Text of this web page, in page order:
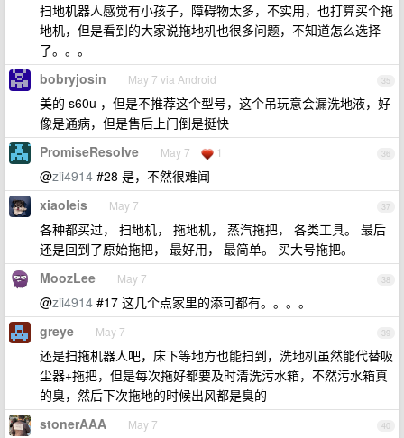
扫地机器人感觉有小孩子，障碍物太多，不实用，也打算买个拖
地机，但是看到的大家说拖地机也很多问题，不知道怎么选择
了。。。
35
bobryjosin May 7 via Android
美的 s60u ，但是不推荐这个型号，这个吊玩意会漏洗地液，好
像是通病，但是售后上门倒是挺快
36
PromiseResolve May 7 1
@zii4914 #28 是，不然很难闻
37
xiaoleis May 7
各种都买过， 扫地机， 拖地机， 蒸汽拖把， 各类工具。 最后
还是回到了原始拖把， 最好用， 最简单。 买大号拖把。
38
MoozLee May 7
@zii4914 #17 这几个点家里的添可都有。。。。
39
greye May 7
还是扫拖机器人吧，床下等地方也能扫到，洗地机虽然能代替吸
尘器+拖把，但是每次拖好都要及时清洗污水箱，不然污水箱真
的臭，然后下次拖地的时候出风都是臭的
40
stonerAAA May 7